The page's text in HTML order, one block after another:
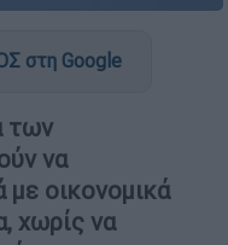
στη Google
των
να
με οικονομικά
χωρίς να